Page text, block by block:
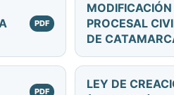
PROCESAL
DE
LEY DE